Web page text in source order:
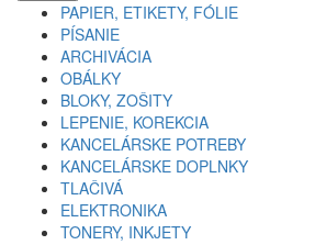
PAPIER, ETIKETY, FÓLIE
PÍSANIE
ARCHIVÁCIA
OBÁLKY
BLOKY, ZOŠITY
LEPENIE, KOREKCIA
KANCELÁRSKE POTREBY
KANCELÁRSKE DOPLNKY
TLAČIVÁ
ELEKTRONIKA
TONERY, INKJETY